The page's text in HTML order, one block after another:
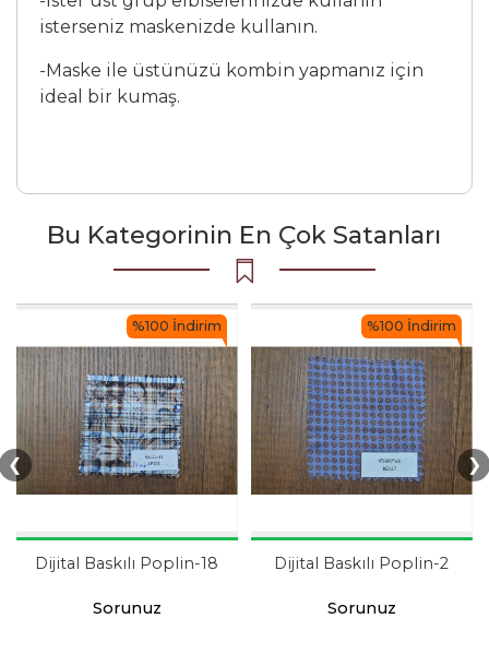
isterseniz maskenizde kullanın.
-Maske ile üstünüzü kombin yapmanız için
ideal bir kumaş.
Bu Kategorinin En Çok Satanları
%100 İndirim
Dijital Baskılı Poplin-18
Sorunuz
%100 İndirim
Dijital Baskılı Poplin-2
Sorunuz
❮ ❯